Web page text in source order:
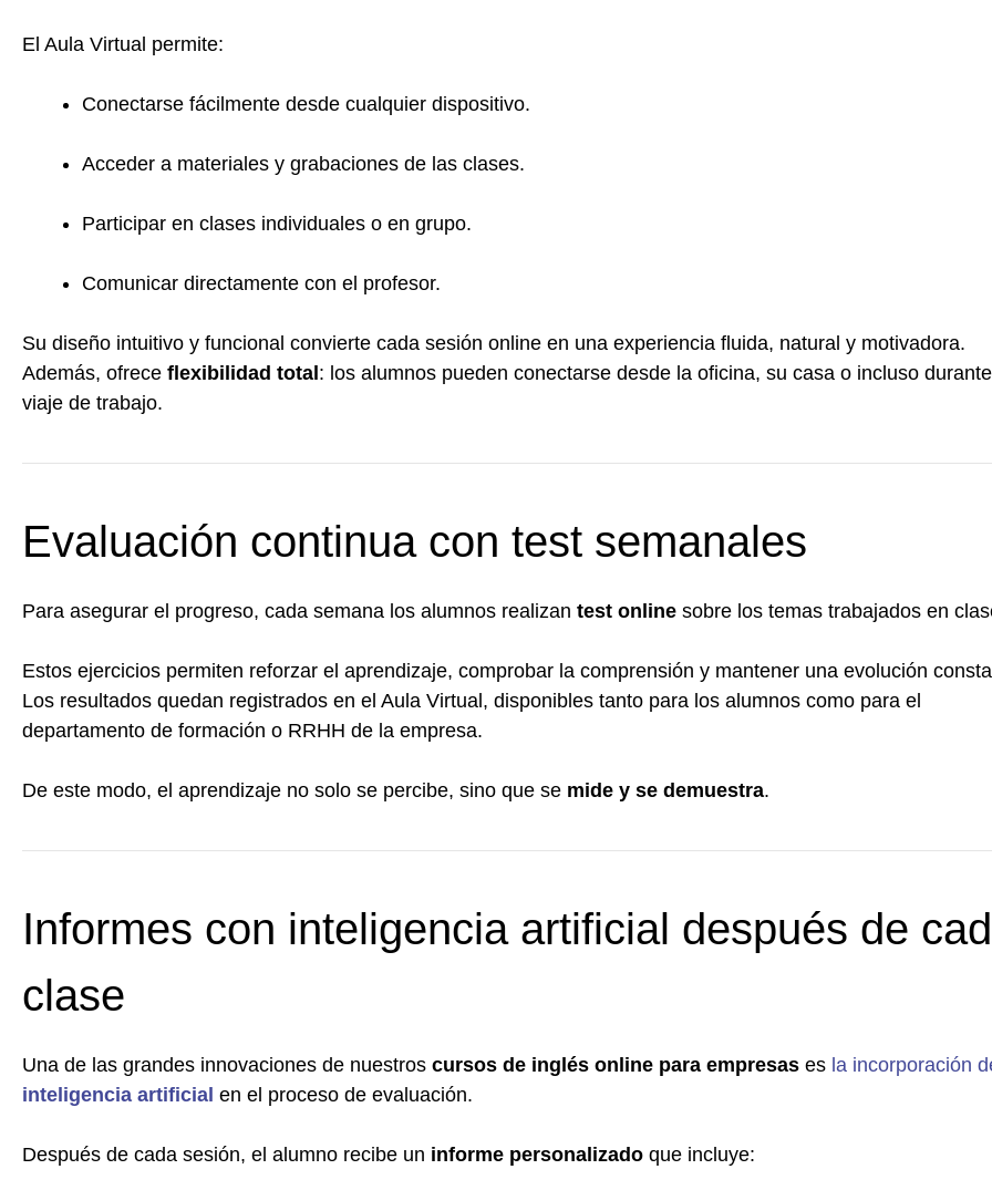
El Aula Virtual permite:
Conectarse fácilmente desde cualquier dispositivo.
Acceder a materiales y grabaciones de las clases.
Participar en clases individuales o en grupo.
Comunicar directamente con el profesor.
Su diseño intuitivo y funcional convierte cada sesión online en una experiencia fluida, natural y motivadora.
Además, ofrece flexibilidad total : los alumnos pueden conectarse desde la oficina, su casa o incluso
viaje de trabajo.
Evaluación continua con test semanales
Para asegurar el progreso, cada semana los alumnos realizan test online sobre los temas trabajados en
Estos ejercicios permiten reforzar el aprendizaje, comprobar la comprensión y mantener una evolución
Los resultados quedan registrados en el Aula Virtual, disponibles tanto para los alumnos como para el
departamento de formación o RRHH de la empresa.
De este modo, el aprendizaje no solo se percibe, sino que se mide y se demuestra.
Informes con inteligencia artificial después de
clase
Una de las grandes innovaciones de nuestros cursos de inglés online para empresas es la incorporación
inteligencia artificial en el proceso de evaluación.
Después de cada sesión, el alumno recibe un informe personalizado que incluye: